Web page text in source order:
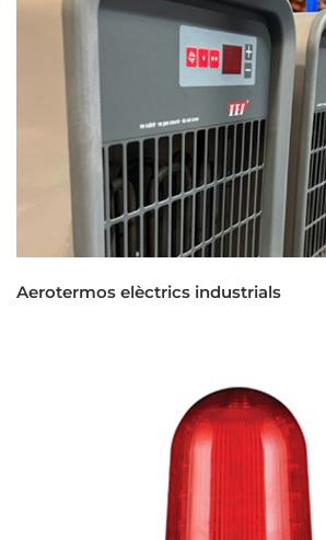
Aerotermos elèctrics industrials